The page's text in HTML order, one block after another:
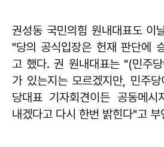
권성동 국민의힘 원내대표도 이
"당의 공식입장은 헌재 판단에
고 했다. 권 원내대표는 "(민주
가 있는지는 모르겠지만, 민주
당대표 기자회견이든 공동메시
내겠다고 다시 한번 밝힌다"고 부